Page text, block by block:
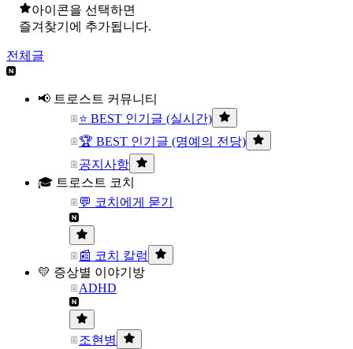
아이콘을 선택하면
즐겨찾기에 추가됩니다.
전체글
📢 트로스트 커뮤니티
⭐ BEST 인기글 (실시간)
🏆 BEST 인기글 (명예의 전당)
공지사항
🎓 트로스트 코치
💬 코치에게 묻기
📰 코치 칼럼
💛 증상별 이야기방
ADHD
조현병